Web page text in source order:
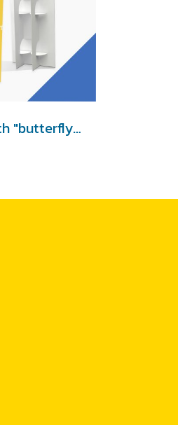
Standee with "butterfly" stand (No Deicuting)